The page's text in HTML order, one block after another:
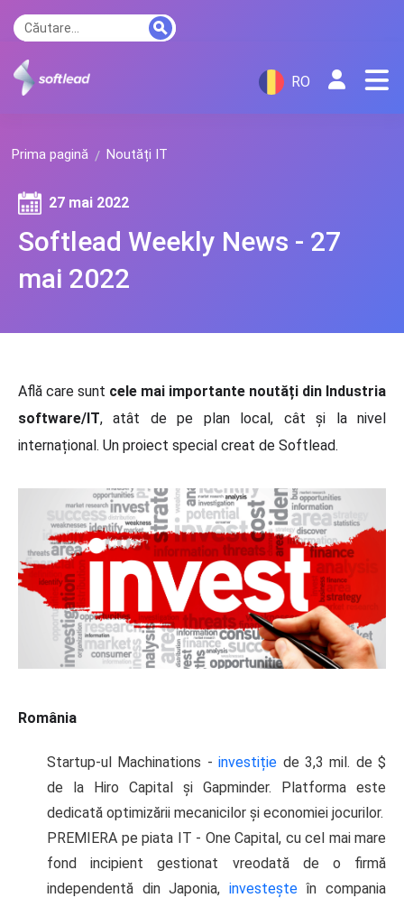
RO
Prima pagină Noutăți IT
Softlead Weekly News - 27
mai 2022
27 mai 2022
Află care sunt cele mai importante noutăți din Industria
software/IT, atât de pe plan local, cât și la nivel
internațional. Un proiect special creat de Softlead.
România
Startup-ul Machinations -investiție de 3,3 mil. de $
de la Hiro Capital și Gapminder. Platforma este
dedicată optimizării mecanicilor și economiei jocurilor.
PREMIERA pe piata IT - One Capital, cu cel mai mare
fond incipient gestionat vreodată de o firmă
independentă din Japonia, investeșteîn compania